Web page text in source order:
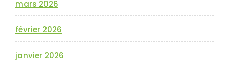
mars 2026
février 2026
janvier 2026